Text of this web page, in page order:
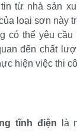
từ nhà sản
loại sơn này
có thể yêu
đến chất
hiện việc thi
tĩnh điện
là